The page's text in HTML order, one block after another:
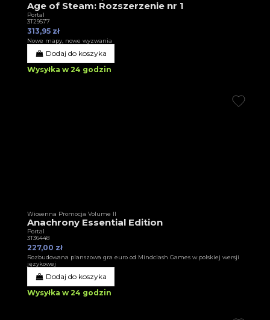
Age of Steam: Rozszerzenie nr 1
Portal
3T29577
313,95 zł
Nowe mapy, nowe wyzwania
Dodaj do koszyka
Wysyłka w 24 godzin
Wiosenna Promocja Volume II
Anachrony Essential Edition
Portal
3T36448
227,00 zł
Rozbudowana planszowa gra euro od Mindclash Games w polskiej wersji
językowej
Dodaj do koszyka
Wysyłka w 24 godzin